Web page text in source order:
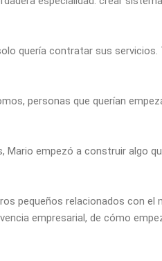
quería contratar sus servicios.
personas que querían
Mario empezó a construir algo
pequeños relacionados con el
empresarial, de cómo